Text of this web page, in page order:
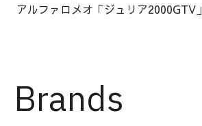
アルファロメオ「ジュリア2000GTV」
Brands